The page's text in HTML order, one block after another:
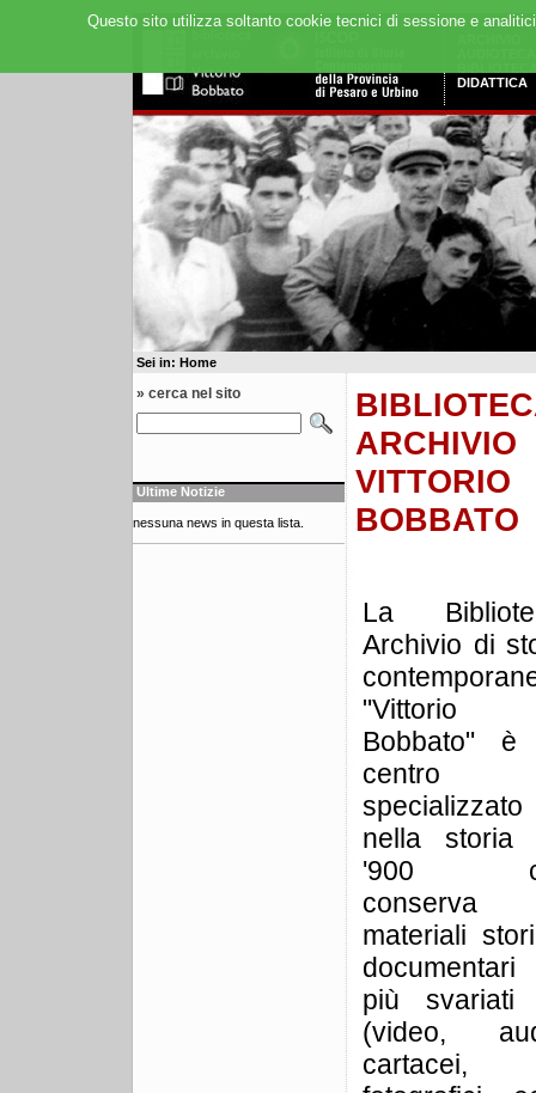
DIDATTICA
Sei in: Home
» cerca nel sito
Ultime Notizie
nessuna news in questa lista.
ARCHIVIO
VITTORIO
BOBBATO
La
Archivio di
"Vittorio
Bobbato" è
centro
specializzato
nella storia
'900
conserva
materiali
documentari
più svariati
(video,
cartacei,
Questo sito utilizza soltanto cookie tecnici di sessione e